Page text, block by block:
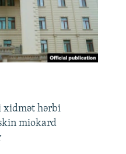
xidmət hərbi
miokard